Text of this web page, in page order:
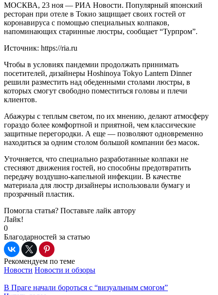
МОСКВА, 23 ноя — РИА Новости. Популярный японский
ресторан при отеле в Токио защищает своих гостей от
коронавируса с помощью специальных колпаков,
напоминающих старинные люстры, сообщает “Турпром”.
Источник: https://ria.ru
Чтобы в условиях пандемии продолжать принимать
посетителей, дизайнеры Hoshinoya Tokyo Lantern Dinner
решили разместить над обеденными столами люстры, в
которых смогут свободно поместиться головы и плечи
клиентов.
Абажуры с теплым светом, по их мнению, делают атмосферу
гораздо более комфортной и приятной, чем классические
защитные перегородки. А еще — позволяют одновременно
находиться за одним столом большой компании без масок.
Уточняется, что специально разработанные колпаки не
стесняют движения гостей, но способны предотвратить
передачу воздушно-капельной инфекции. В качестве
материала для люстр дизайнеры использовали бумагу и
прозрачный пластик.
Помогла статья? Поставьте лайк автору
Лайк!
0
Благодарностей за статью
Рекомендуем по теме
Новости Новости и обзоры
В Праге начали бороться с “визуальным смогом”